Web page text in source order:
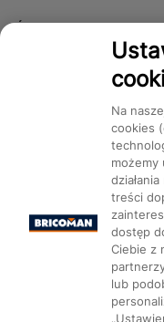
Śledź nas!
Mapa Strony: Kategorie
Na
cookies
możemy
treści
dostęp
Ciebie z
lub